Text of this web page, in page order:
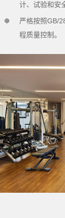
计、试验和安
严格按照GB/
程质量控制。